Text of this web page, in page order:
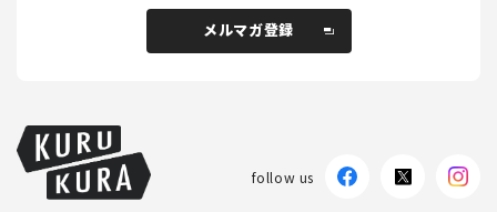
メルマガ登録
follow us